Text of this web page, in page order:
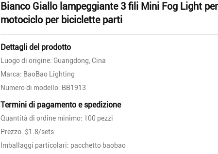
Bianco Giallo lampeggiante 3 fili Mini Fog Light per
motociclo per biciclette parti
Dettagli del prodotto
Luogo di origine: Guangdong, Cina
Marca: BaoBao Lighting
Numero di modello: BB1913
Termini di pagamento e spedizione
Quantità di ordine minimo: 100 pezzi
Prezzo: $1.8/sets
Imballaggi particolari: pacchetto baobao